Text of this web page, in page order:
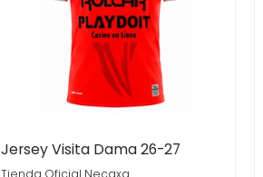
Jersey Visita Dama 26-27
Tienda Oficial Necaxa